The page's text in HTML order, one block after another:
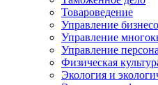
Товароведение
Управление
Управление
Управление
Физическая
Экология и